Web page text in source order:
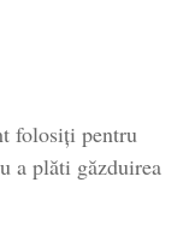
folosiți pentru
a plăti găzduirea